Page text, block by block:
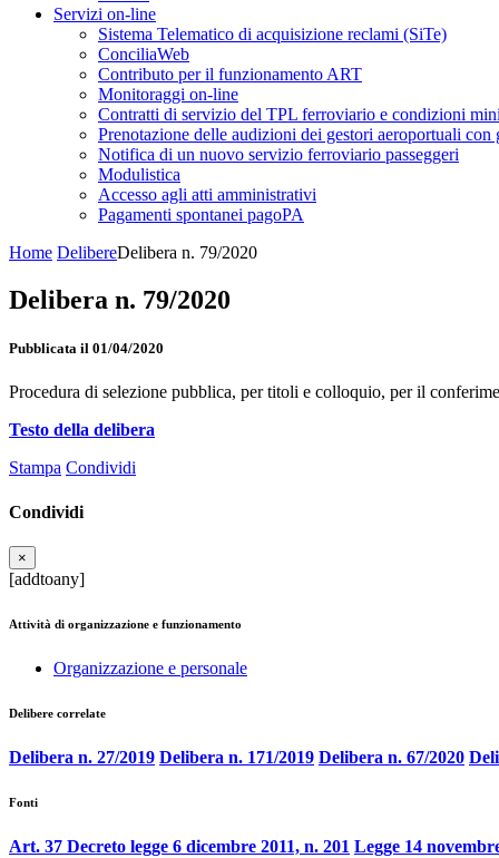
Servizi on-line
Sistema Telematico di acquisizione reclami (SiTe)
ConciliaWeb
Contributo per il funzionamento ART
Monitoraggi on-line
Contratti di servizio del TPL ferroviario e condizioni
Prenotazione delle audizioni dei gestori aeroportuali con
Notifica di un nuovo servizio ferroviario passeggeri
Modulistica
Accesso agli atti amministrativi
Pagamenti spontanei pagoPA
Home DelibereDelibera n. 79/2020
Delibera n. 79/2020
Pubblicata il 01/04/2020
Procedura di selezione pubblica, per titoli e colloquio, per il
Testo della delibera
Stampa Condividi
Condividi
×
[addtoany]
Attività di organizzazione e funzionamento
Organizzazione e personale
Delibere correlate
Delibera n. 27/2019 Delibera n. 171/2019 Delibera n. 67/2020
Fonti
Art. 37 Decreto legge 6 dicembre 2011, n. 201 Legge 14